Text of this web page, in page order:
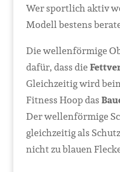
Wer sportlich aktiv
Modell bestens
Die wellenförmige
dafür, dass die
Gleichzeitig wird
Fitness Hoop das
Der wellenförmige
gleichzeitig als
nicht zu blauen